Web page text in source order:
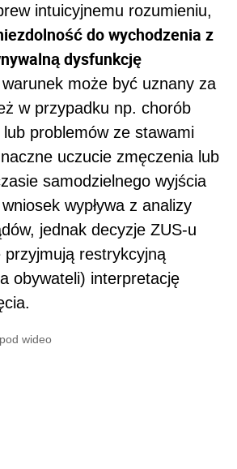
intuicyjnemu rozumieniu,
do wychodzenia z
dysfunkcję
może być uznany za
w przypadku np. chorób
lub problemów ze stawami
uczucie zmęczenia lub
samodzielnego wyjścia
wypływa z analizy
jednak decyzje ZUS-u
przyjmują restrykcyjną
obywateli) interpretację
wideo